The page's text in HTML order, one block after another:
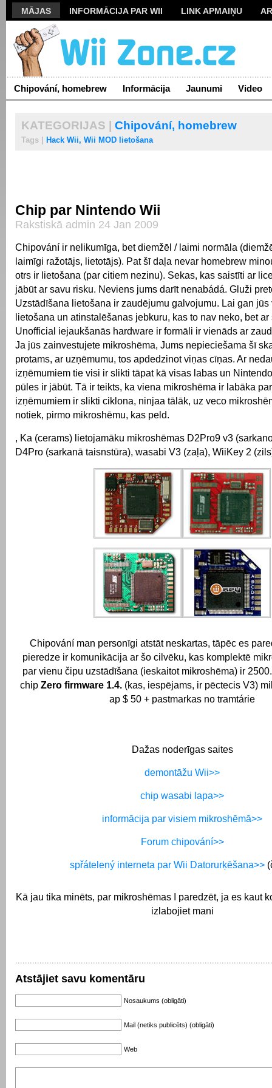
MĀJAS INFORMĀCIJA PAR WII LINK APMAIŅU
Chipování, homebrew Informācija Jaunumi Video
KATEGORIJAS | Chipování, homebrew
Tags | Hack Wii, Wii MOD lietošana
Chip par Nintendo Wii
Rakstiskā admin 24 Jan 2009
Chipování ir nelikumīga, bet diemžēl / laimi normāla
laimīgi ražotājs, lietotājs). Pat šī daļa nevar homebrew
otrs ir lietošana (par citiem nezinu). Sekas, kas saistīti ar
jābūt ar savu risku. Neviens jums darīt nenabádá. Gluži
Uzstādīšana lietošana ir zaudējumu galvojumu. Lai gan jūs
lietošana un atinstalēšanas jebkuru, kas to nav neko, bet
Unofficial iejaukšanās hardware ir formāli ir vienāds ar
Ja jūs zainvestujete mikroshēma, Jums nepieciešama šī
protams, ar uzņēmumu, tos apdedzinot viņas cīņas. Ar
izņēmumiem tie visi ir slikti tāpat kā visas labas un
pūles ir jābūt. Tā ir teikts, ka viena mikroshēma ir labāka
izņēmumiem ir slikti ciklona, ninjaa tālāk, uz veco
notiek, pirmo mikroshēmu, kas peld.
, Ka (cerams) lietojamāku mikroshēmas D2Pro9 v3
D4Pro (sarkanā taisnstūra), wasabi V3 (zaļa), WiiKey 2
Chipování man personīgi atstāt neskartas, tāpēc es
pieredze ir komunikācija ar šo cilvēku, kas komplektē
par vienu čipu uzstādīšana (ieskaitot mikroshēma) ir 2500.
chip Zero firmware 1.4. (kas, iespējams, ir pēctecis V3)
ap $ 50 + pastmarkas no tramtárie
Dažas noderīgas saites
demontāžu Wii>>
chip wasabi lapa>>
informācija par visiem mikroshēmā>>
Forum chipování>>
spřátelený interneta par Wii Datorurķēšana>>
Kā jau tika minēts, par mikroshēmas I paredzēt, ja es kaut
izlabojiet mani
Atstājiet savu komentāru
Nosaukums (obligāti)
Mail (netiks publicēts) (obligāti)
Web